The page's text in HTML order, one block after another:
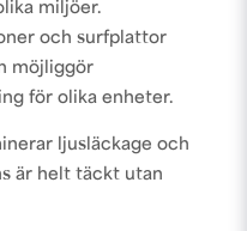
miljöer.
och surfplattor
möjliggör
för olika enheter.
ljusläckage och
är helt täckt utan